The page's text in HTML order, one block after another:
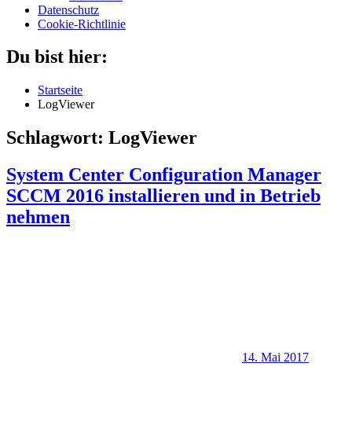
Datenschutz
Cookie-Richtlinie
Du bist hier:
Startseite
LogViewer
Schlagwort: LogViewer
System Center Configuration Manager
SCCM 2016 installieren und in Betrieb
nehmen
14. Mai 2017